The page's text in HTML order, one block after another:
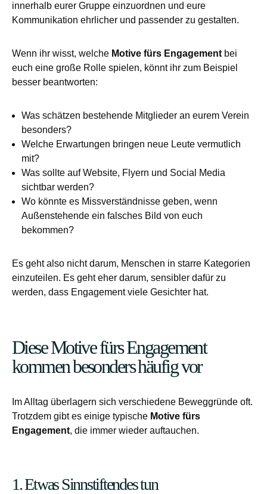
innerhalb eurer Gruppe einzuordnen und eure
Kommunikation ehrlicher und passender zu gestalten.
Wenn ihr wisst, welche Motive fürs Engagement bei
euch eine große Rolle spielen, könnt ihr zum Beispiel
besser beantworten:
Was schätzen bestehende Mitglieder an eurem Verein
besonders?
Welche Erwartungen bringen neue Leute vermutlich
mit?
Was sollte auf Website, Flyern und Social Media
sichtbar werden?
Wo könnte es Missverständnisse geben, wenn
Außenstehende ein falsches Bild von euch
bekommen?
Es geht also nicht darum, Menschen in starre Kategorien
einzuteilen. Es geht eher darum, sensibler dafür zu
werden, dass Engagement viele Gesichter hat.
Diese Motive fürs Engagement
kommen besonders häufig vor
Im Alltag überlagern sich verschiedene Beweggründe oft.
Trotzdem gibt es einige typische Motive fürs
Engagement, die immer wieder auftauchen.
1. Etwas Sinnstiftendes tun